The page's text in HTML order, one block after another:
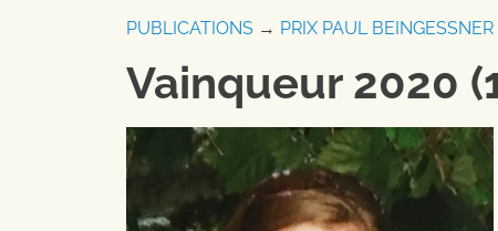
PUBLICATIONS → PRIX PAUL BEINGESSNER
Vainqueur 2020